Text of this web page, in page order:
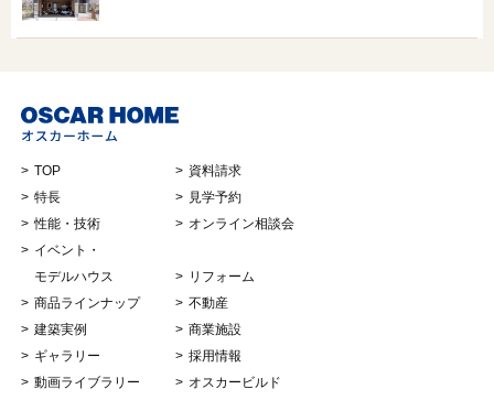
TOP
特長
性能・技術
イベント・
モデルハウス
商品ラインナップ
建築実例
ギャラリー
動画ライブラリー
資料請求
見学予約
オンライン相談会
リフォーム
不動産
商業施設
採用情報
オスカービルド